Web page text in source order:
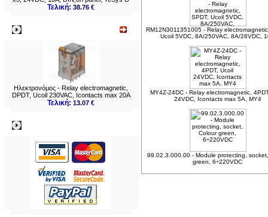
Τελική:38.76 €
Ηλεκτρονόμος - Relay electromagnetic,
DPDT, Ucoil 230VAC, Icontacts max 20A
Τελική:13.07 €
RM12N3011351005 - Relay
Ucoil 5VDC, 8A/250VAC, 8A/28VDC,
MY4Z-24DC - Relay electromagnetic,
24VDC, Icontacts max 5A, MY4
99.02.3.000.00 - Module protecting,
green, 6÷220VDC